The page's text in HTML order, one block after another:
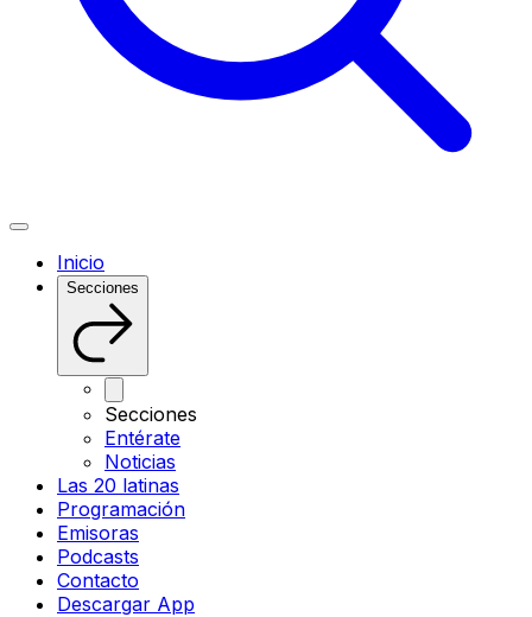
Inicio
Secciones
Secciones
Entérate
Noticias
Las 20 latinas
Programación
Emisoras
Podcasts
Contacto
Descargar App